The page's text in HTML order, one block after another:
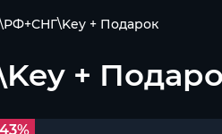
+ Подарок
+